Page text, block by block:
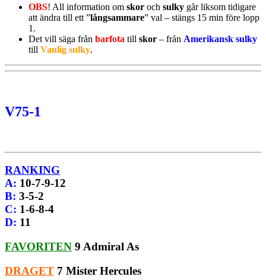
OBS! All information om skor och sulky går liksom tidigare
att ändra till ett ”långsammare” val – stängs 15 min före lopp
1.
Det vill säga från barfota till skor – från Amerikansk sulky
till Vanlig sulky.
V75-1
RANKING
A: 10-7-9-12
B: 3-5-2
C: 1-6-8-4
D: 11
FAVORITEN 9 Admiral As
DRAGET 7 Mister Hercules